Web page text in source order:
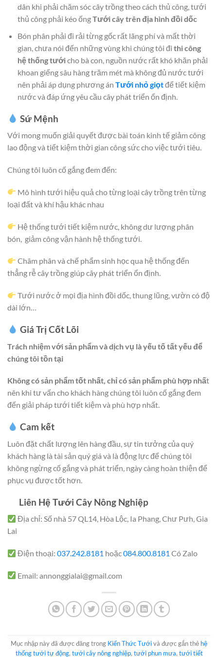
dân khi phải chăm sóc cây trồng theo cách thủ công, tưới
thủ công phải kéo ốngTưới cây trên địa hình đồi dốc
Bón phân phải đi rải từng gốc rất lãng phí và mất thời
gian, chưa nói đến những vùng khi chúng tôi đi thi công
hệ thống tướicho bà con, nguồn nước rất khó khăn phải
khoan giếng sâu hàng trăm mét mà không đủ nước tưới
nên phải áp dụng phương án Tưới nhỏ giọtđể tiết kiệm
nước và đáp ứng yêu cầu cây phát triển ổn định.
Sứ Mệnh
Với mong muốn giải quyết được bài toán kinh tế giảm công
lao động và tiết kiệm thời gian công sức cho việc tưới tiêu.
Chúng tôi luôn cố gắng đem đến:
Mô hình tưới hiệu quả cho từng loại cây trồng trên từng
loại đất và khí hậu khác nhau
Hệ thống tưới tiết kiệm nước, không dư lượng phân
bón, giảm công vận hành hệ thống tưới.
Châm phân và chế phẩm sinh học qua hệ thống đến
thẳng rễ cây trồng giúp cây phát triển ổn định.
Tưới nước ở mọi địa hình đồi dốc, thung lũng, vườn có độ
dài lớn…
Giá Trị Cốt Lõi
Trách nhiệm với sản phẩm và dịch vụ là yếu tố tất yếu để
chúng tôi tồn tại
Không có sản phẩm tốt nhất, chỉ có sản phẩm phù hợp nhất
nên khi tư vấn cho khách hàng chúng tôi luôn cố gắng đem
đến giải pháp tưới tiết kiệm và phù hợp nhất.
Cam kết
Luôn đặt chất lượng lên hàng đầu, sự tin tưởng của quý
khách hàng là tài sản quý giá và là động lực để chúng tôi
không ngừng cố gắng và phát triển, ngày càng hoàn thiện để
phục vụ được tốt hơn.
Liên Hệ Tưới Cây Nông Nghiệp
Địa chỉ: Số nhà 57 QL14, Hòa Lộc, Ia Phang, Chư Pưh, Gia
Lai
Điện thoại:037.242.8181 hoặc084.800.8181 Có Zalo
Email: annonggialai@gmail.com
Mục nhập này đã được đăng trong Kiến Thức Tướivà được gắn thẻ hệ
thống tưới tự động, tưới cây nông nghiệp, tưới phun mưa, tưới tiết